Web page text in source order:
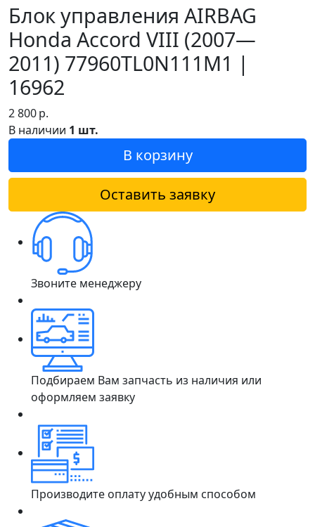
Блок управления AIRBAG
Honda Accord VIII (2007—
2011) 77960TL0N111M1 |
16962
2 800р.
В наличии 1 шт.
В корзину
Оставить заявку
Звоните менеджеру
Подбираем Вам запчасть из наличия или
оформляем заявку
Производите оплату удобным способом